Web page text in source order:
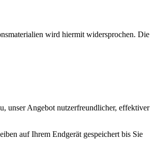
wird hiermit widersprochen. Die
unser Angebot nutzerfreundlicher, effektiver
auf Ihrem Endgerät gespeichert bis Sie